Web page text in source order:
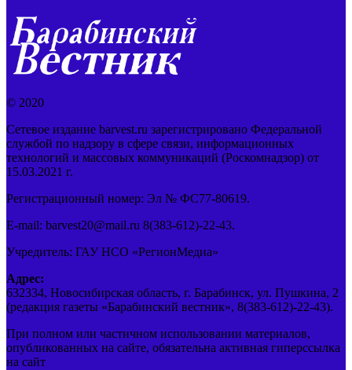
© 2020
Сетевое издание barvest.ru зарегистрировано Федеральной
службой по надзору в сфере связи, информационных
технологий и массовых коммуникаций (Роскомнадзор) от
15.03.2021 г.
Регистрационный номер: Эл № ФС77-80619.
E-mail: barvest20@mail.ru 8(383-612)-22-43.
Учредитель: ГАУ НСО «РегионМедиа»
Адрес:
632334, Новосибирская область, г. Барабинск, ул. Пушкина, 2
(редакция газеты «Барабинский вестник», 8(383-612)-22-43).
При полном или частичном использовании материалов,
опубликованных на сайте, обязательна активная гиперссылка
на сайт